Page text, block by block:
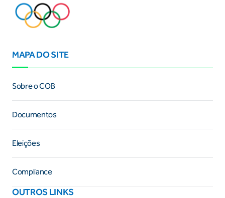
MAPA DO SITE
Sobre o COB
Documentos
Eleições
Compliance
OUTROS LINKS